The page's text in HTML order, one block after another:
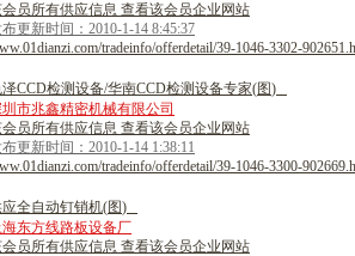
员所有供应信息 查看该会员企业网站
更新时间：2010-1-14 8:45:37
tradeinfo/offerdetail/39-1046-3302-
泽CCD检测设备/华南CCD检测设备专家(图)
市兆鑫精密机械有限公司
员所有供应信息 查看该会员企业网站
更新时间：2010-1-14 1:38:11
tradeinfo/offerdetail/39-1046-3300-
应全自动钉销机(图)
东方线路板设备厂
员所有供应信息 查看该会员企业网站